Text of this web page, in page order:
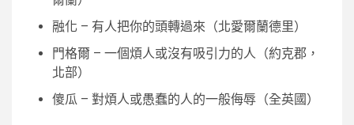
融化 – 有人把你的頭轉過來（北愛爾蘭德里）
門格爾 – 一個煩人或沒有吸引力的人（約克郡，
北部）
傻瓜 – 對煩人或愚蠢的人的一般侮辱（全英國）